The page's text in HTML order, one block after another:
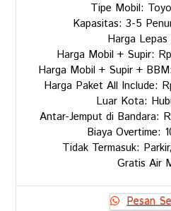
Tipe Mobil:
Kapasitas: 3-5
Harga
Harga Mobil + Supir:
Harga Mobil + Supir +
Harga Paket All Include:
Luar Kota:
Antar-Jemput di Bandara:
Biaya Overtime:
Tidak Termasuk:
Gratis Air
Pesan